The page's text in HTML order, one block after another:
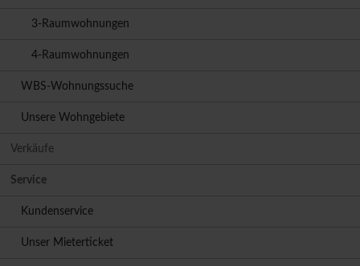
3-Raumwohnungen
4-Raumwohnungen
WBS-Wohnungssuche
Unsere Wohngebiete
Verkäufe
Service
Kundenservice
Unser Mieterticket